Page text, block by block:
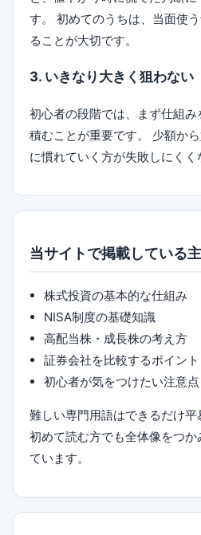
す。 初めてのうちは、当面使
ることが大切です。
3. いきなり大きく狙わない
初心者の段階では、まず仕組
積むことが重要です。 少額か
に慣れていく方が失敗しにくく
当サイトで掲載している
株式投資の基本的な仕組み
NISA制度の基礎知識
高配当株・成長株の考え方
証券会社を比較するポイント
初心者が気をつけたい注意点
難しい専門用語はできるだけ平
初めて読む方でも全体像をつ
ています。